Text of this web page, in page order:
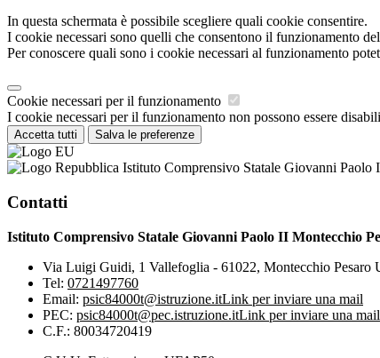
In questa schermata è possibile scegliere quali cookie consentire.
I cookie necessari sono quelli che consentono il funzionamento
Per conoscere quali sono i cookie necessari al funzionamento
Cookie necessari per il funzionamento
I cookie necessari per il funzionamento non possono essere
Accetta tutti Salva le preferenze
Istituto Comprensivo Statale Giovanni Paolo
Contatti
Istituto Comprensivo Statale Giovanni Paolo II Montecchio
Via Luigi Guidi, 1 Vallefoglia - 61022, Montecchio Pesaro
Tel: 0721497760
Email: psic84000t@istruzione.itLink per inviare una mail
PEC: psic84000t@pec.istruzione.itLink per inviare una mail
C.F.: 80034720419